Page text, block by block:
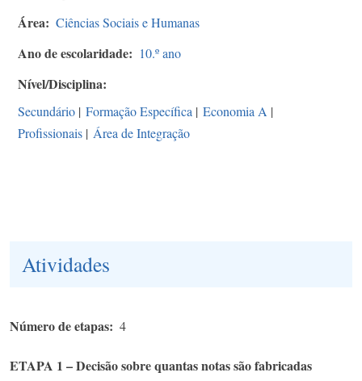
Área Ciências Sociais e Humanas
Ano de escolaridade 10.º ano
Nível/Disciplina
Secundário | Formação Específica | Economia A |
Profissionais | Área de Integração
Atividades
Número de etapas 4
ETAPA 1 – Decisão sobre quantas notas são fabricadas